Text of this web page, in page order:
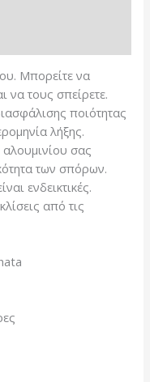
Μπορείτε να
να τους σπείρετε.
ποιότητας
λήξης.
σας
των σπόρων.
ενδεικτικές.
από τις